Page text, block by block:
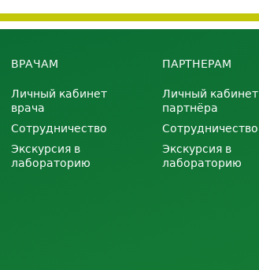
ВРАЧАМ
Личный кабинет
врача
Сотрудничество
Экскурсия в
лабораторию
ПАРТНЕРАМ
Личный кабинет
партнёра
Сотрудничество
Экскурсия в
лабораторию